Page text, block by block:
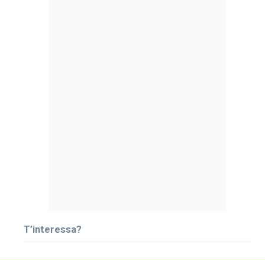
T’interessa?